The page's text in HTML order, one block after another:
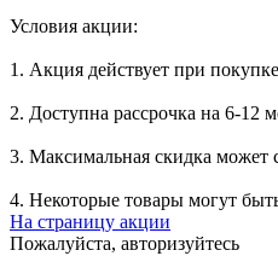
Условия акции:
1. Акция действует при
2. Доступна рассрочка на 6-12
3. Максимальная скидка может
4. Некоторые товары могут
На страницу акции
Пожалуйста, авторизуйтесь